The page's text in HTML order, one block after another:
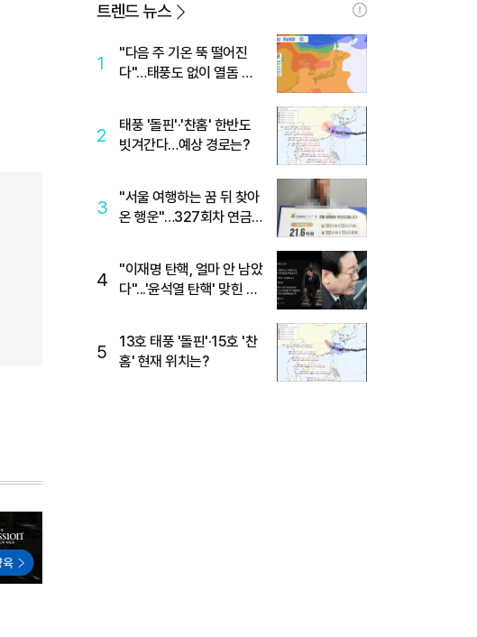
트렌드 뉴스
1
"다음 주 기온 뚝 떨어진
다"…태풍도 없이 열돔 박
2
태풍 '돌핀'·'찬홈' 한반도
빗겨간다…예상 경로는?
3
"서울 여행하는 꿈 뒤 찾아
온 행운"…327회차 연금
4
"이재명 탄핵, 얼마 안 남았
다"...'윤석열 탄핵' 맞힌 무
5
13호 태풍 '돌핀'·15호 '찬
홈' 현재 위치는?